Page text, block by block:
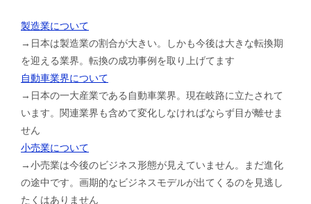
製造業について
→日本は製造業の割合が大きい。しかも今後は大きな転換期
を迎える業界。転換の成功事例を取り上げてます
自動車業界について
→日本の一大産業である自動車業界。現在岐路に立たされて
います。関連業界も含めて変化しなければならず目が離せま
せん
小売業について
→小売業は今後のビジネス形態が見えていません。まだ進化
の途中です。画期的なビジネスモデルが出てくるのを見逃し
たくはありません